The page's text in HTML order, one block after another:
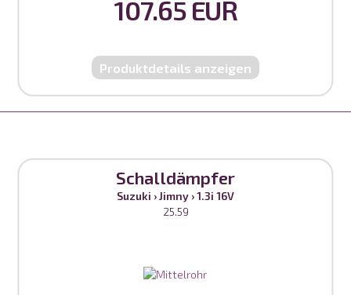
107.65 EUR
Produktdetails anzeigen
Schalldämpfer
Suzuki ›Jimny ›1.3i 16V
25.59